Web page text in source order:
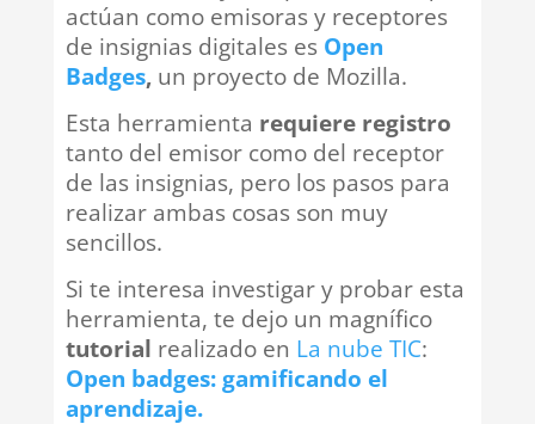
actúan como emisoras y receptores
de insignias digitales es Open
Badges,un proyecto de Mozilla.
Esta herramienta requiere registro
tanto del emisor como del receptor
de las insignias, pero los pasos para
realizar ambas cosas son muy
sencillos.
Si te interesa investigar y probar esta
herramienta, te dejo un magnífico
tutorial realizado en La nube TIC:
Open badges: gamificando el
aprendizaje.